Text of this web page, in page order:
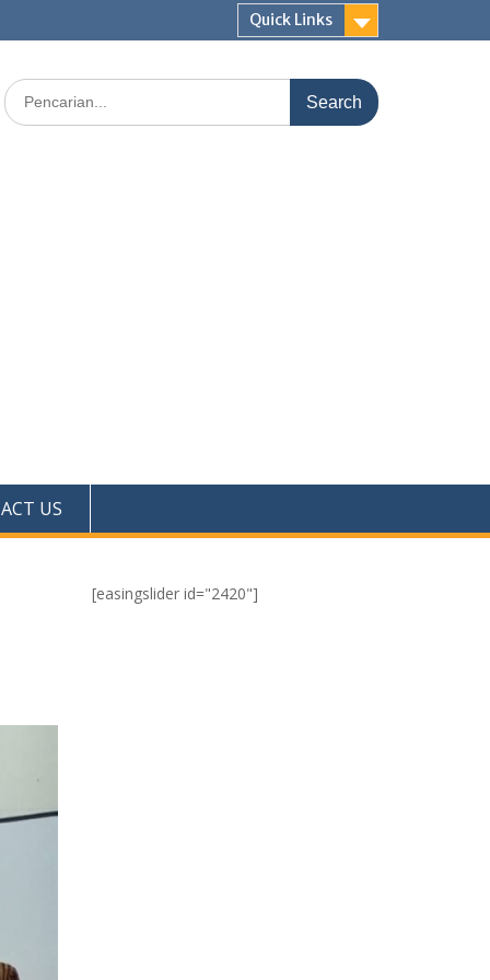
Quick Links
Search
for:
US
[easingslider id="2420"]